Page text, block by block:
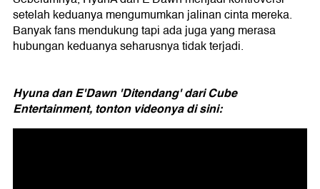
setelah keduanya mengumumkan jalinan cinta mereka.
Banyak fans mendukung tapi ada juga yang merasa
hubungan keduanya seharusnya tidak terjadi.
Hyuna dan E'Dawn 'Ditendang' dari Cube
Entertainment, tonton videonya di sini: